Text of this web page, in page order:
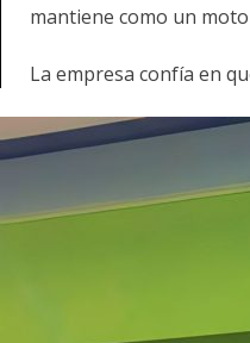
mantiene como un
La empresa confía en